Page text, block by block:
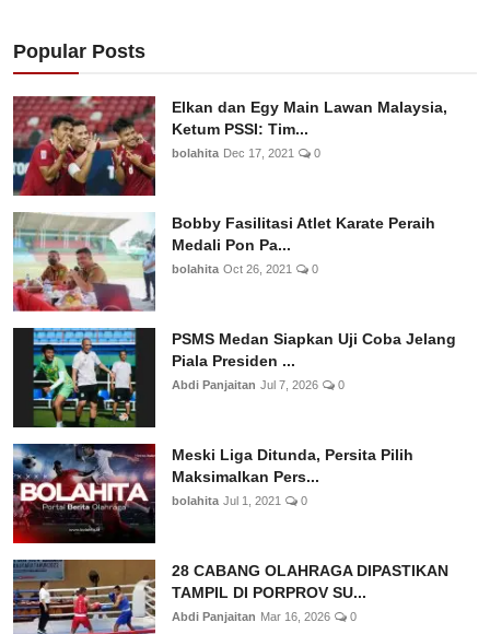
Popular Posts
Elkan dan Egy Main Lawan Malaysia,
Ketum PSSI: Tim...
bolahita Dec 17, 2021 0
Bobby Fasilitasi Atlet Karate Peraih
Medali Pon Pa...
bolahita Oct 26, 2021 0
PSMS Medan Siapkan Uji Coba Jelang
Piala Presiden ...
Abdi Panjaitan Jul 7, 2026 0
Meski Liga Ditunda, Persita Pilih
Maksimalkan Pers...
bolahita Jul 1, 2021 0
28 CABANG OLAHRAGA DIPASTIKAN
TAMPIL DI PORPROV SU...
Abdi Panjaitan Mar 16, 2026 0